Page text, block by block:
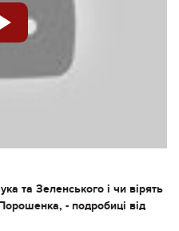
та Зеленського і чи вірять
- подробиці від